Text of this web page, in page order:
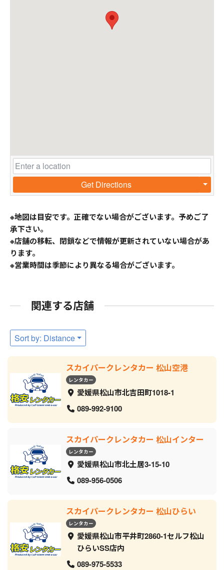
Get Directions
※地図は目安です。正確でない場合がございます。予めご了
承下さい。
※店舗の移転、閉鎖などで情報が更新されていない場合があ
ります。
※営業時間は季節により異なる場合がございます。
関連する店舗
Sort by: Distance
スカイパークレンタカー 松山空港
レンタカー
愛媛県松山市北吉田町1018-1
089-992-9100
スカイパークレンタカー 松山インター
レンタカー
愛媛県松山市北土居3-15-10
089-956-0506
スカイパークレンタカー 松山ひらい
レンタカー
愛媛県松山市平井町2860-1セルフ松山
ひらいSS店内
089-975-5533